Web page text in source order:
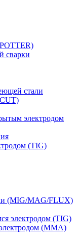
сварки
стали
электродом
(TIG)
(MIG/MAG/FLUX)
электродом (TIG)
(MMA)